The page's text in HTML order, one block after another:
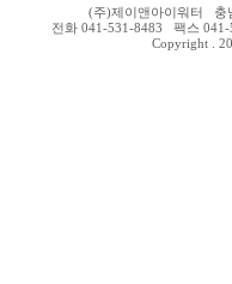
(주)제이앤아이워터 충
전화 041-531-8483 팩스 041-
Copyright .